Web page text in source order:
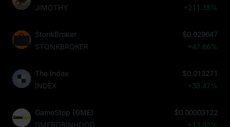
JIMOTHY
+211.35%
StonkBroker
STONKBROKER
$0.029647
+47.86%
The Index
INDEX
$0.013271
+39.47%
GameStop (GME)
GMEROBINHOOD
$0.00003122
+13.32%